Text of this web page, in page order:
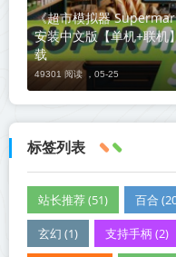
《超市模拟器
安装中文版【单机+联机
载
49301 阅读 ， 05-25
标签列表
站长推荐 (51) 百合
玄幻 (1) 支持手柄 (2)